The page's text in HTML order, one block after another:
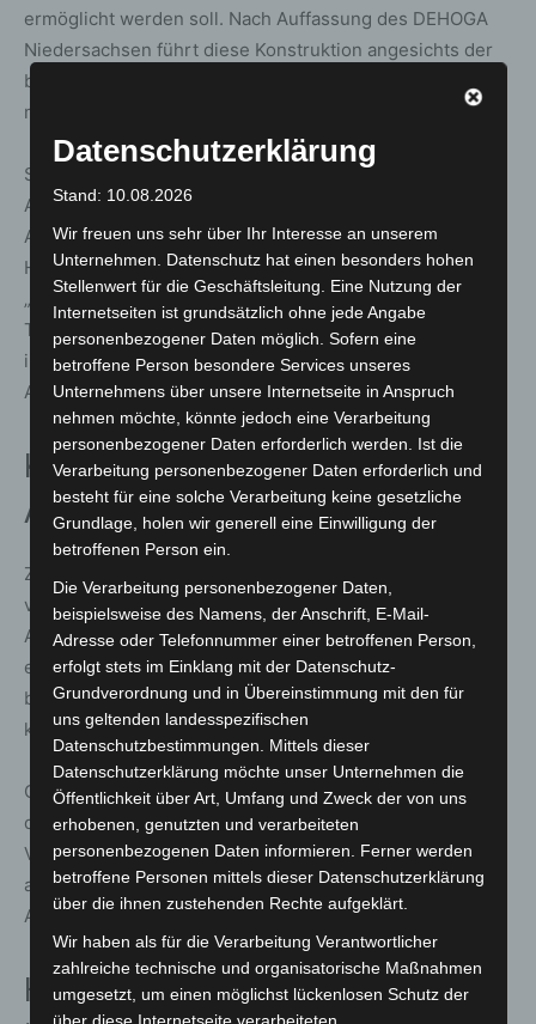
ermöglicht werden soll. Nach Auffassung des DEHOGA
Niedersachsen führt diese Konstruktion angesichts der
bekannten Blockadehaltungen der Sozialpartner nicht zu
mehr Flexibilität in der betrieblichen Praxis.
Stattdessen plädiert der Verband dafür, Beschäftigte und
Arbeitgeber direkt in die Lage zu versetzen, flexible
Arbeitszeitmodelle innerhalb einer wöchentlichen
Höchstarbeitszeit zu vereinbaren. Breuckmann betont:
„Dafür bedarf es nicht des Instrumentariums eines
Tarifvorbehalts – das können die Vertragsparteien auch
in eigener Verantwortung sinnvoll im jeweiligen
Arbeitsverhältnis regeln.“
Kritik an elektronischer
Arbeitszeiterfassung
Zusätzliche Kritik übt der DEHOGA Niedersachsen an der
verpflichtenden Einführung der elektronischen
Arbeitszeiterfassung. Nach Einschätzung des Verbandes
entstehen dadurch erhebliche Kosten und zusätzlicher
bürokratischer Aufwand – insbesondere für kleine und
kleinste Betriebe.
Gerade in einer wirtschaftlich angespannten Lage sende
diese Vorgabe ein falsches Signal. Zudem weist der
Verband darauf hin, dass die Rechtsprechung bislang
ausdrücklich keine elektronische Form der
Arbeitszeiterfassung verlangt habe.
Hoffnung auf Nachbesserungen
Datenschutzerklärung
Stand: 10.08.2026
Wir freuen uns sehr über Ihr Interesse an unserem
Unternehmen. Datenschutz hat einen besonders hohen
Stellenwert für die Geschäftsleitung. Eine Nutzung der
Internetseiten ist grundsätzlich ohne jede Angabe
personenbezogener Daten möglich. Sofern eine
betroffene Person besondere Services unseres
Unternehmens über unsere Internetseite in Anspruch
nehmen möchte, könnte jedoch eine Verarbeitung
personenbezogener Daten erforderlich werden. Ist die
Verarbeitung personenbezogener Daten erforderlich und
besteht für eine solche Verarbeitung keine gesetzliche
Grundlage, holen wir generell eine Einwilligung der
betroffenen Person ein.
Die Verarbeitung personenbezogener Daten,
beispielsweise des Namens, der Anschrift, E-Mail-
Adresse oder Telefonnummer einer betroffenen Person,
erfolgt stets im Einklang mit der Datenschutz-
Grundverordnung und in Übereinstimmung mit den für
uns geltenden landesspezifischen
Datenschutzbestimmungen. Mittels dieser
Datenschutzerklärung möchte unser Unternehmen die
Öffentlichkeit über Art, Umfang und Zweck der von uns
erhobenen, genutzten und verarbeiteten
personenbezogenen Daten informieren. Ferner werden
betroffene Personen mittels dieser Datenschutzerklärung
über die ihnen zustehenden Rechte aufgeklärt.
Wir haben als für die Verarbeitung Verantwortlicher
zahlreiche technische und organisatorische Maßnahmen
umgesetzt, um einen möglichst lückenlosen Schutz der